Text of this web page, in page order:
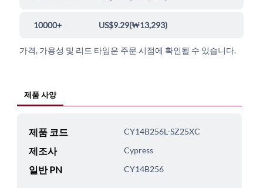
10000+ US$9.29(₩13,293)
가격, 가용성 및 리드 타임은 주문 시점에 확인될 수 있습니다.
제품 사양
제품 코드 CY14B256L-SZ25XC
제조사 Cypress
일반 PN CY14B256